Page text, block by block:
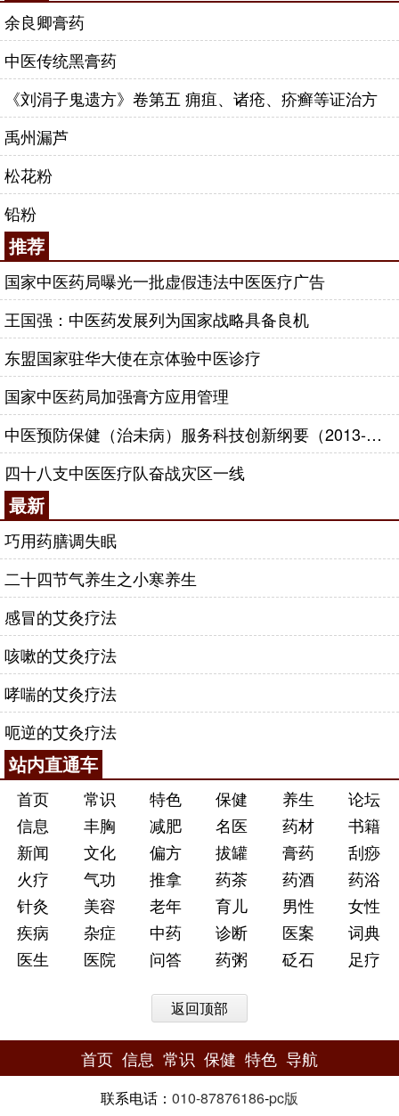
余良卿膏药
中医传统黑膏药
《刘涓子鬼遗方》卷第五 痈疽、诸疮、疥癣等证治方
禹州漏芦
松花粉
铅粉
推荐
国家中医药局曝光一批虚假违法中医医疗广告
王国强：中医药发展列为国家战略具备良机
东盟国家驻华大使在京体验中医诊疗
国家中医药局加强膏方应用管理
中医预防保健（治未病）服务科技创新纲要（2013-2020年）
四十八支中医医疗队奋战灾区一线
最新
巧用药膳调失眠
二十四节气养生之小寒养生
感冒的艾灸疗法
咳嗽的艾灸疗法
哮喘的艾灸疗法
呃逆的艾灸疗法
站内直通车
首页 常识 特色 保健 养生
论坛
信息
丰胸 减肥 名医 药材
书籍
新闻
文化 偏方 拔罐 膏药
刮痧
火疗
气功 推拿 药茶 药酒
药浴
针灸
美容 老年 育儿 男性
女性
疾病
杂症 中药 诊断 医案
词典
医生
医院 问答 药粥 砭石 足疗
返回顶部
首页 信息 常识 保健 特色 导航
联系电话： 010-87876186-pc版